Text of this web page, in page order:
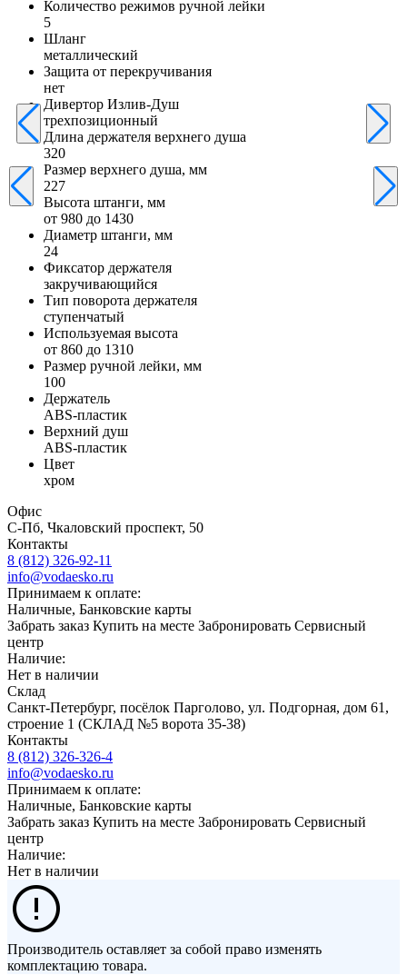
Количество режимов ручной лейки
5
Шланг
металлический
Защита от перекручивания
нет
Дивертор Излив-Душ
трехпозиционный
Длина держателя верхнего душа
320
Размер верхнего душа, мм
227
Высота штанги, мм
от 980 до 1430
Диаметр штанги, мм
24
Фиксатор держателя
закручивающийся
Тип поворота держателя
ступенчатый
Используемая высота
от 860 до 1310
Размер ручной лейки, мм
100
Держатель
ABS-пластик
Верхний душ
ABS-пластик
Цвет
хром
Офис
С-Пб, Чкаловский проспект, 50
Контакты
8 (812) 326-92-11
info@vodaesko.ru
Принимаем к оплате:
Наличные, Банковские карты
Забрать заказ Купить на месте Забронировать Сервисный
центр
Наличие:
Нет в наличии
Склад
Санкт-Петербург, посёлок Парголово, ул. Подгорная, дом 61,
строение 1 (СКЛАД №5 ворота 35-38)
Контакты
8 (812) 326-326-4
info@vodaesko.ru
Принимаем к оплате:
Наличные, Банковские карты
Забрать заказ Купить на месте Забронировать Сервисный
центр
Наличие:
Нет в наличии
Производитель оставляет за собой право изменять
комплектацию товара.